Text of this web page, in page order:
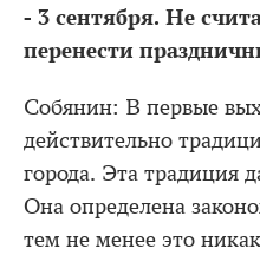
- 3 сентября. Не
перенести
Собянин: В первые
действительно
города. Эта традиция
Она определена
тем не менее это